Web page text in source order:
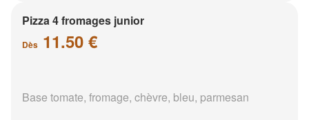
Pizza 4 fromages junior
Dès 11.50 €
Base tomate, fromage, chèvre, bleu, parmesan